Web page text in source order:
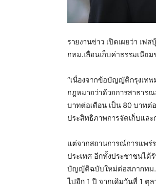
รายงานข่าว เปิดเผยว่า เฟ
กทม.เลื่อนเก็บค่าธรรมเนีย
“เนื่องจากข้อบัญญัติกรุงเทพ
กฎหมายว่าด้วยการสาธาร
บาทต่อเดือน เป็น 80 บาทต่
ประสิทธิภาพการจัดเก็บแล
แต่จากสถานการณ์การแพร่
ประเทศ อีกทั้งประชาชนได้
บัญญัติฉบับใหม่ต่อสภากทม.
ไปอีก 1 ปี จากเดิมวันที่ 1 ตุ